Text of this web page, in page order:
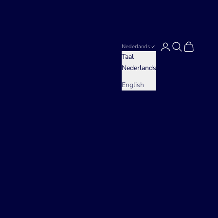
Nederlands
Taal
Nederlands
English
Inloggen
Zoeken